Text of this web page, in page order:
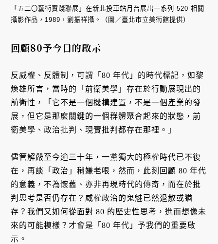
「五二〇藝術實踐聯展」在新北投車站月台展出一系列 520 相關
攝影作品，1989，劉振祥攝。（圖／臺北市立美術館提供）
回顧80予今日的啟示
反威權、反體制，可謂「80 年代」的時代標記，如黎
煥雄所言，當時的「前衛美學」存在於行動展現出的
前衛性，「它不是一個機構建置，不是一個產業的發
展，但它是那麼關鍵的一個群體聚合起來的狀態，前
衛美學、政治批判、現實批判都存在那裡。」
儘管解嚴至今逾三十年，一黨獨大的極權時代已不復
在，再談「政治」稍嫌老哏，然而，此刻回顧 80 年代
的意義，不為懷舊、亦非再現時代的傳奇，而在於批
判思考是否仍存在？威權政治的鬼魅已然退散或猶
存？我們又如何從面對 80 的歷史性思考，進而想像未
來的可能模樣？才會是「80 年代」予我們的重要啟
示。